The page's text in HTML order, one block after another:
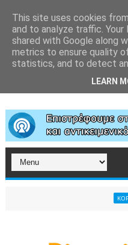
This site uses cookies
and to analyze traffic.
shared with Google along
metrics to ensure quality
statistics, and to detect
LEARN